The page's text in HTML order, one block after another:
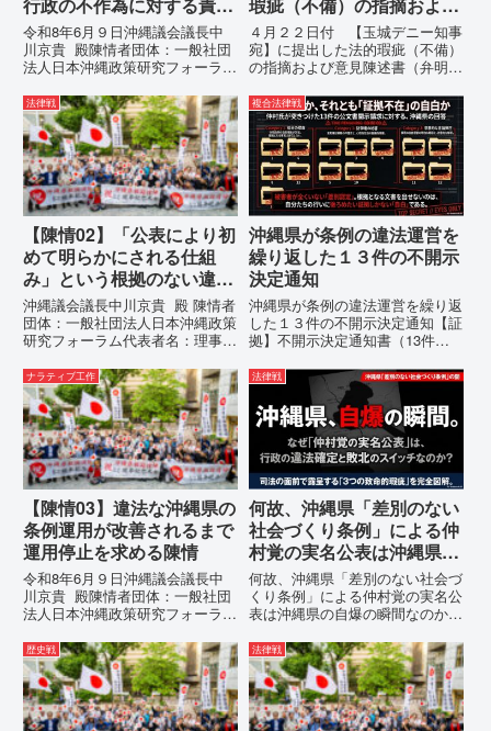
追及と再発防止策を求める
陳情
令和8年6月９日沖縄議会議長中
川京貴 殿陳情者団体：一般社団
法人日本沖縄政策研究フォーラム
所：沖縄県那覇市電 話：080-
【陳情03】沖縄県におけるメデ
ィア誤報の放置および行政の不作
為に対する責任追及と再発防...
意見陳述書（弁明書）提出
の留保の通告
４月２２日付 【玉城デニー知事
宛】に提出した法的瑕疵（不備）
の指摘および意見陳述書（弁明
に、玉城デニー宛に以下の違法状
態の指摘と意見陳述（弁明）留保
の通告を行いました。沖縄県は、
この時は、違法を認めて軌道修正
す...
法律戦
【陳情02】「公表により初
めて明らかにされる仕組
み」という根拠のない違法
運用の指摘と条例運用の停
止を求める陳情書
沖縄議会議長中川京貴 殿 陳情者
団体：一般社団法人日本沖縄政策
研究フォーラム代表者名：理事
市電 話：080- 「公表により初
めて明らかにされる仕組み」とい
う根拠のない違法運用の指摘と条
例運用の停止を求める陳情...
複合法律戦
沖縄県が条例の違法運営を
繰り返した１３件の不開示
決定通知
沖縄県が条例の違法運営を繰り返
した１３件の不開示決定通知【証
拠】不開示決定通知書（13件）
が請求した「差別認定の根拠」に
対し、県は全て非開示・存否応答
拒否を突きつけました。これは、
彼らが行政手続きの正当性を失
ナラティブ工作
【陳情03】違法な沖縄県の
条例運用が改善されるまで
運用停止を求める陳情
令和8年6月９日沖縄議会議長中
川京貴 殿陳情者団体：一般社団
法人日本沖縄政策研究フォーラム
所：沖縄県那覇市電 話：080-違
法な沖縄県の条例運用が改善され
るまで運用停止を求める陳情陳情
の趣旨沖縄県は、「沖縄県...
法律戦
何故、沖縄県「差別のない
社会づくり条例」による仲
村覚の実名公表は沖縄県の
自爆の瞬間なのか？その3
つの理由。
何故、沖縄県「差別のない社会づ
くり条例」による仲村覚の実名公
表は沖縄県の自爆の瞬間なのか？
強行しようとしている「仲村覚の
実名公表」。行政側はこの行為
を、特定の個人を社会的制裁に追
い込むための「仕上げ」だと考え
て...
歴史戦 法律戦